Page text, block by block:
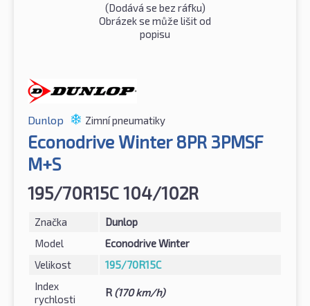
(Dodává se bez ráfku)
Obrázek se může lišit od
popisu
Dunlop Zimní pneumatiky
Econodrive Winter 8PR 3PMSF
M+S
195/70R15C 104/102R
Značka
Dunlop
Model
Econodrive Winter
Velikost
195/70R15C
Index
rychlosti
R (170 km/h)